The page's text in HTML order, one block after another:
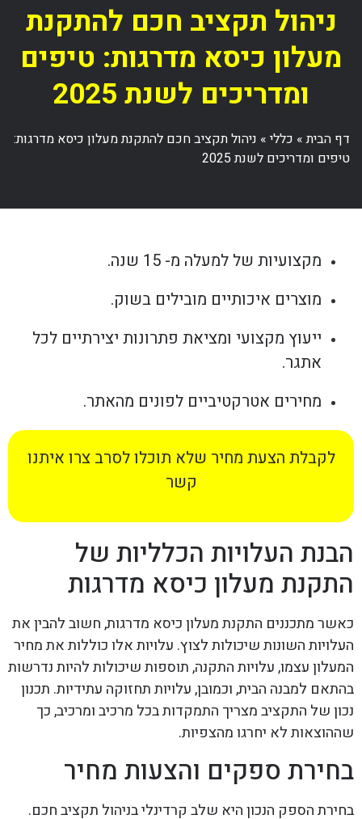
ניהול תקציב חכם להתקנת
מעלון כיסא מדרגות: טיפים
ומדריכים לשנת 2025
דף הבית» כללי» ניהול תקציב חכם להתקנת מעלון כיסא מדרגות:
טיפים ומדריכים לשנת 2025
מקצועיות של למעלה מ- 15 שנה.
מוצרים איכותיים מובילים בשוק.
ייעוץ מקצועי ומציאת פתרונות יצירתיים לכל
אתגר.
מחירים אטרקטיביים לפונים מהאתר.
לקבלת הצעת מחיר שלא תוכלו לסרב צרו איתנו
קשר
הבנת העלויות הכלליות של
התקנת מעלון כיסא מדרגות
כאשר מתכננים התקנת מעלון כיסא מדרגות, חשוב להבין את
העלויות השונות שיכולות לצוץ. עלויות אלו כוללות את מחיר
המעלון עצמו, עלויות התקנה, תוספות שיכולות להיות נדרשות
בהתאם למבנה הבית, וכמובן, עלויות תחזוקה עתידיות. תכנון
נכון של התקציב מצריך התמקדות בכל מרכיב ומרכיב, כך
שההוצאות לא יחרגו מהצפיות.
בחירת ספקים והצעות מחיר
בחירת הספק הנכון היא שלב קרדינלי בניהול תקציב חכם.